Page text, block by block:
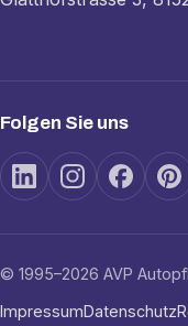
Folgen Sie uns
© 1995–2026 AVP
ImpressumDatenschutz